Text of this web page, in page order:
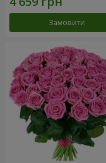
Замовити